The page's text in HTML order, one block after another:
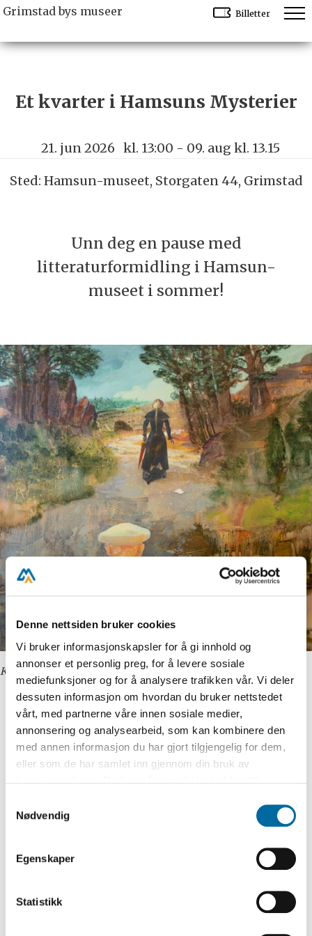
Denne nettsiden bruker cookies
Vi bruker informasjonskapsler for å gi innhold og
annonser et personlig preg, for å levere sosiale
mediefunksjoner og for å analysere trafikken vår. Vi deler
dessuten informasjon om hvordan du bruker nettstedet
vårt, med partnerne våre innen sosiale medier,
annonsering og analysearbeid, som kan kombinere den
med annen informasjon du har gjort tilgjengelig for dem,
eller som de har samlet inn gjennom din bruk av
så endre samtykke og så avvis.
Nødvendig
Egenskaper
Statistikk
Grimstad bys museer Billetter
Et kvarter i Hamsuns Mysterier
21. jun 2026 kl. 13:00 - 09. aug kl. 13.15
Sted: Hamsun-museet, Storgaten 44, Grimstad
Unn deg en pause med
litteraturformidling i Hamsun-
museet i sommer!
Kunstverket "Lommetørkle" av Peter Esdaile.
Han sendte telegrammer til seg selv.
Forelsket seg i en forlovet kvinne. Steg en
dag i land i en liten, norsk kystby iført gult –
Trenger du en pause fra sommerdagene fulle
Stikk innom kl. 13! Vi setter oss ned med
leser høyt fra
romanen og ser på kunst den har inspirert.